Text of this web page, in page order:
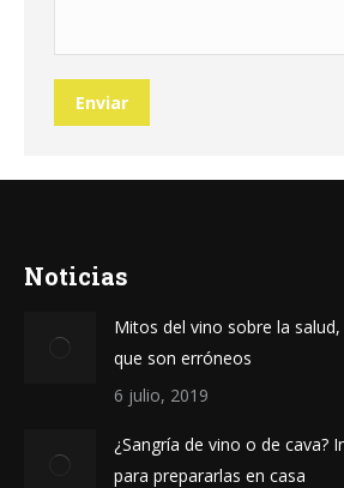
Enviar
Noticias
Mitos del vino sobre la
que son erróneos
6 julio, 2019
¿Sangría de vino o de cava?
para prepararlas en casa